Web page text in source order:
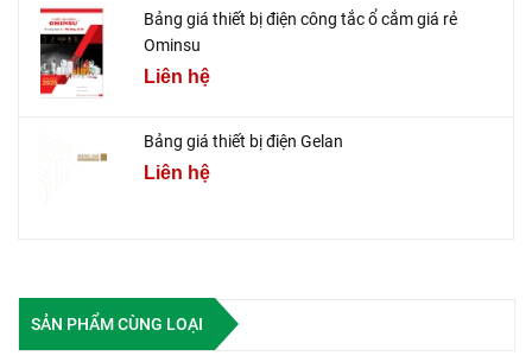
Bảng giá thiết bị điện công tắc ổ cắm giá rẻ
Ominsu
Liên hệ
Bảng giá thiết bị điện Gelan
Liên hệ
SẢN PHẨM CÙNG LOẠI